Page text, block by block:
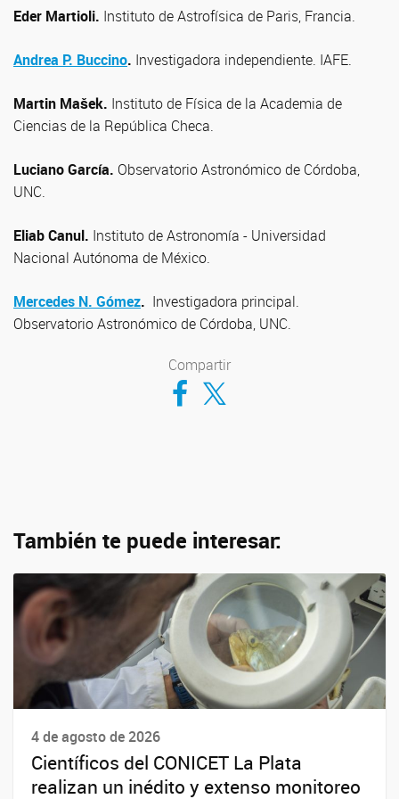
Eder Martioli. Instituto de Astrofísica de Paris, Francia.
Andrea P. Buccino. Investigadora independiente. IAFE.
Martin Mašek. Instituto de Física de la Academia de
Ciencias de la República Checa.
Luciano García. Observatorio Astronómico de Córdoba,
UNC.
Eliab Canul. Instituto de Astronomía - Universidad
Nacional Autónoma de México.
Mercedes N. Gómez. Investigadora principal.
Observatorio Astronómico de Córdoba, UNC.
Compartir
Compartir en Facebook
Compartir en Twitter
También te puede interesar:
4 de agosto de 2026
Científicos del CONICET La Plata
realizan un inédito y extenso monitoreo